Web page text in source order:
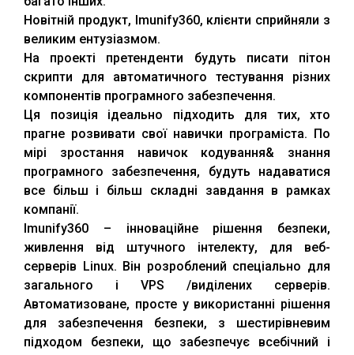
Новітній продукт, Imunify360, клієнти сприйняли з
великим ентузіазмом.
На проекті претенденти будуть писати пітон
скрипти для автоматичного тестування різних
компонентів програмного забезпечення.
Ця позиція ідеально підходить для тих, хто
прагне розвивати свої навички програміста. По
мірі зростання навичок кодування& знання
програмного забезпечення, будуть надаватися
все більш і більш складні завдання в рамках
компанії.
Imunify360 – інноваційне рішення безпеки,
живлення від штучного інтелекту, для веб-
серверів Linux. Він розроблений спеціально для
загального і VPS /виділених серверів.
Автоматизоване, просте у використанні рішення
для забезпечення безпеки, з шестирівневим
підходом безпеки, що забезпечує всебічний і